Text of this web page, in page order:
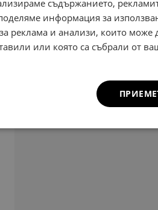
съдържанието,
информация за
реклама и анализи, които може
или която са събрали от